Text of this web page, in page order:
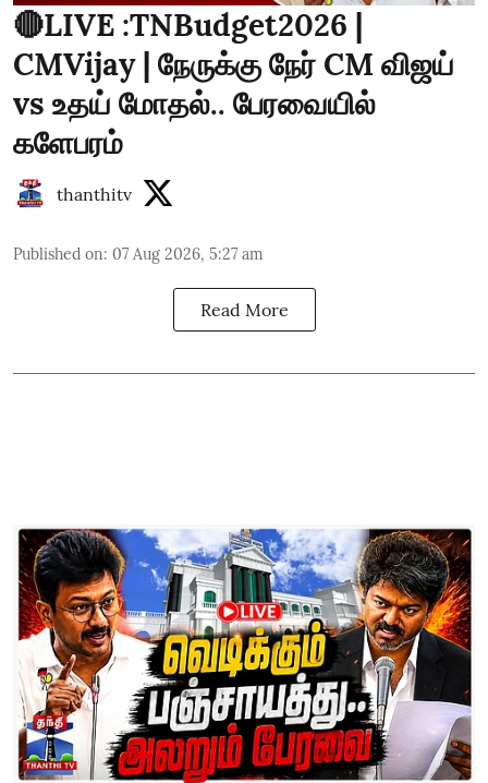
🔴LIVE :TNBudget2026 |
CMVijay | நேருக்கு நேர் CM விஜய்
vs உதய் மோதல்.. பேரவையில்
களேபரம்
thanthitv
Published on: 07 Aug 2026, 5:27 am
Read More